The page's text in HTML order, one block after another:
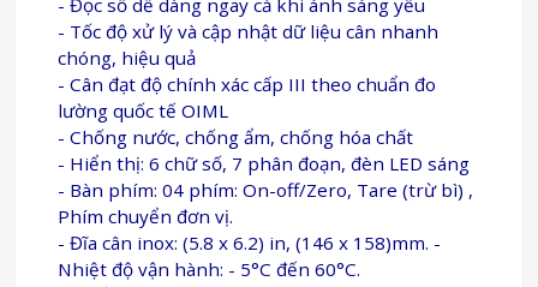
- Tốc độ xử lý và cập nhật dữ liệu cân nhanh
chóng, hiệu quả
- Cân đạt độ chính xác cấp III theo chuẩn đo
lường quốc tế OIML
- Chống nước, chống ẩm, chống hóa chất
- Hiển thị: 6 chữ số, 7 phân đoạn, đèn LED sáng
- Bàn phím: 04 phím: On-off/Zero, Tare (trừ bì) ,
Phím chuyển đơn vị.
- Đĩa cân inox: (5.8 x 6.2) in, (146 x 158)mm. -
Nhiệt độ vận hành: - 5°C đến 60°C.